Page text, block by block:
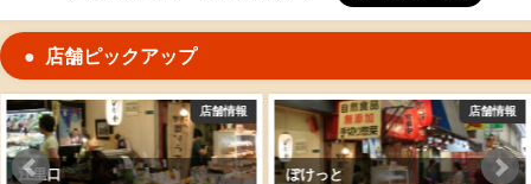
店舗ピックアップ
店舗情報 店舗情報
ぽけっと 両羽果実店